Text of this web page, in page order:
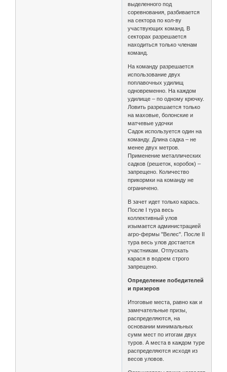
выделенного под
соревнования, разбивается
на сектора по кол-ву
участвующих команд. В
секторах разрешается
находиться только членам
команд.
На команду разрешается
использование двух
поплавочных удилищ
одновременно. На каждом
удилище – по одному крючку.
Ловить разрешается только
на маховые, болонские и
матчевые удочки
Садок используется один на
команду. Длина садка – не
менее двух метров.
Применение металлических
садков (решеток, коробок) –
запрещено. Количество
прикормки на команду не
ограничено.
В зачет идет только карась.
После I тура весь
коллективный улов
изымается администрацией
агро-фермы "Велес". После II
тура весь улов достается
участникам. Отпускать
карася в водоем строго
запрещено.
Определение победителей
и призеров
Итоговые места, равно как и
замечательные призы,
распределяются, на
основании минимальных
сумм мест по итогам двух
туров. А места в каждом туре
распределяются исходя из
весов уловов.